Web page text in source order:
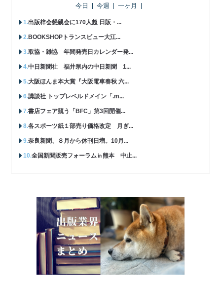
今日 今週 一ヶ月
出版梓会懇親会に170人超 日販・...
BOOKSHOPトランスビュー大江...
取協・雑協 年間発売日カレンダー発...
中日新聞社 福井県内の中日新聞 1...
大阪ほんま本大賞『大阪電車春秋 六...
講談社 トップレベルドメイン「.m...
書店フェア競う「BFC」第3回開催...
各スポーツ紙１部売り価格改定 月ぎ...
奈良新聞、８月から休刊日増。10月...
全国新聞販売フォーラム㏌熊本 中止...